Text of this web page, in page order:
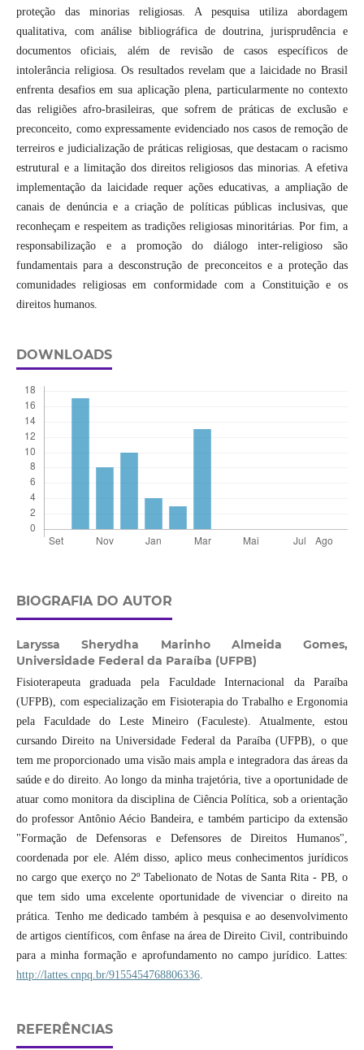
proteção das minorias religiosas. A pesquisa utiliza abordagem
qualitativa, com análise bibliográfica de doutrina, jurisprudência e
documentos oficiais, além de revisão de casos específicos de
intolerância religiosa. Os resultados revelam que a laicidade no Brasil
enfrenta desafios em sua aplicação plena, particularmente no contexto
das religiões afro-brasileiras, que sofrem de práticas de exclusão e
preconceito, como expressamente evidenciado nos casos de remoção de
terreiros e judicialização de práticas religiosas, que destacam o racismo
estrutural e a limitação dos direitos religiosos das minorias. A efetiva
implementação da laicidade requer ações educativas, a ampliação de
canais de denúncia e a criação de políticas públicas inclusivas, que
reconheçam e respeitem as tradições religiosas minoritárias. Por fim, a
responsabilização e a promoção do diálogo inter-religioso são
fundamentais para a desconstrução de preconceitos e a proteção das
comunidades religiosas em conformidade com a Constituição e os
direitos humanos.
DOWNLOADS
BIOGRAFIA DO AUTOR
Laryssa Sherydha Marinho Almeida Gomes,
Universidade Federal da Paraíba (UFPB)
Fisioterapeuta graduada pela Faculdade Internacional da Paraíba
(UFPB), com especialização em Fisioterapia do Trabalho e Ergonomia
pela Faculdade do Leste Mineiro (Faculeste). Atualmente, estou
cursando Direito na Universidade Federal da Paraíba (UFPB), o que
tem me proporcionado uma visão mais ampla e integradora das áreas da
saúde e do direito. Ao longo da minha trajetória, tive a oportunidade de
atuar como monitora da disciplina de Ciência Política, sob a orientação
do professor Antônio Aécio Bandeira, e também participo da extensão
"Formação de Defensoras e Defensores de Direitos Humanos",
coordenada por ele. Além disso, aplico meus conhecimentos jurídicos
no cargo que exerço no 2º Tabelionato de Notas de Santa Rita - PB, o
que tem sido uma excelente oportunidade de vivenciar o direito na
prática. Tenho me dedicado também à pesquisa e ao desenvolvimento
de artigos científicos, com ênfase na área de Direito Civil, contribuindo
para a minha formação e aprofundamento no campo jurídico. Lattes:
http://lattes.cnpq.br/9155454768806336.
REFERÊNCIAS